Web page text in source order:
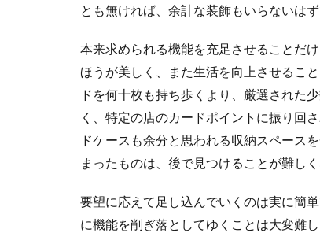
とも無ければ、余計な装飾もいらないはず
本来求められる機能を充足させることだ
ほうが美しく、また生活を向上させるこ
ドを何十枚も持ち歩くより、厳選された
く、特定の店のカードポイントに振り回
ドケースも余分と思われる収納スペース
まったものは、後で見つけることが難しく
要望に応えて足し込んでいくのは実に簡
に機能を削ぎ落としてゆくことは大変難